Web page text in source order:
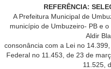
REFERÊNCIA:
A Prefeitura Municipal de
município de Umbuzeiro- PB e
Aldir
consonância com a Lei no
Federal no 11.453, de 23 de
11.525,